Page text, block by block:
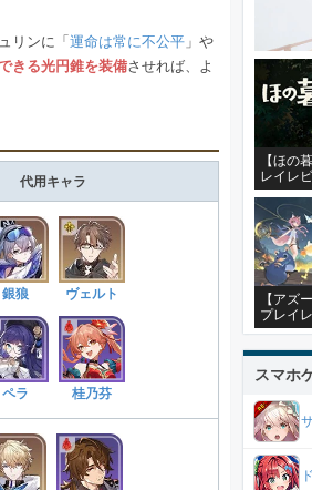
リンに「 運命は常に不公平 」や
きる光円錐を装備させれば、よ
代用キャラ
銀狼 ヴェルト
ペラ 桂乃芬
【ほの
レイレ
【アズ
プレイ
スマホ